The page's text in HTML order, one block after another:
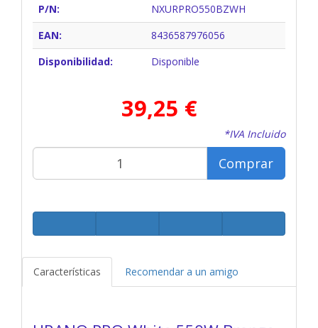
P/N:
NXURPRO550BZWH
EAN:
8436587976056
Disponibilidad:
Disponible
39,25 €
*IVA Incluido
Comprar
Características Recomendar a un amigo